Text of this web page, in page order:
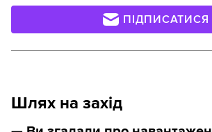
ПІДПИСАТИСЯ
Шлях на захід